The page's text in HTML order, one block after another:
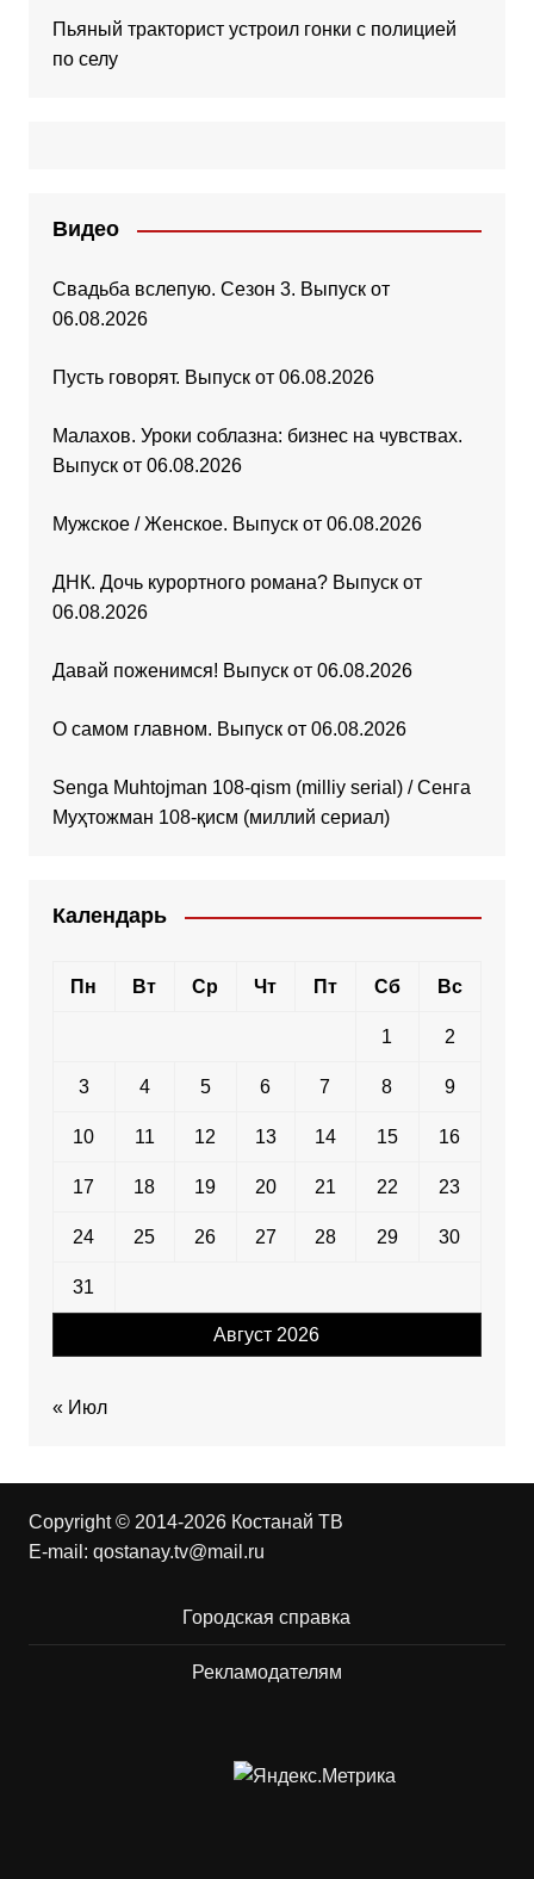
Пьяный тракторист устроил гонки с полицией
по селу
Видео
Свадьба вслепую. Сезон 3. Выпуск от
06.08.2026
Пусть говорят. Выпуск от 06.08.2026
Малахов. Уроки соблазна: бизнес на чувствах.
Выпуск от 06.08.2026
Мужское / Женское. Выпуск от 06.08.2026
ДНК. Дочь курортного романа? Выпуск от
06.08.2026
Давай поженимся! Выпуск от 06.08.2026
О самом главном. Выпуск от 06.08.2026
Senga Muhtojman 108-qism (milliy serial) / Сенга
Муҳтожман 108-қисм (миллий сериал)
Календарь
Август 2026
Пн Вт Ср Чт Пт Сб Вс
1 2
3 4 5 6 7 8 9
10 11 12 13 14 15 16
17 18 19 20 21 22 23
24 25 26 27 28 29 30
31
« Июл
Copyright © 2014-2026 Костанай ТВ
E-mail: qostanay.tv@mail.ru
Городская справка
Рекламодателям